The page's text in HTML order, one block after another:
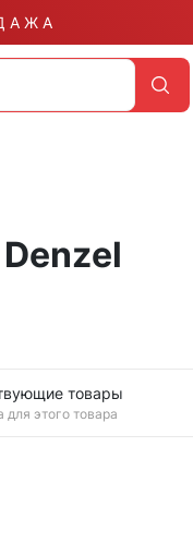
А Ж А
товары
для этого товара